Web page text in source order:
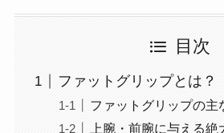
目次
ファットグリップとは？
ファットグリップの主
上腕・前腕に与える絶